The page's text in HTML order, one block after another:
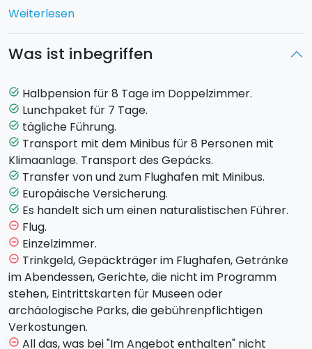
der Unterkunft. Briefing der Tour. Abendessen und
2° TAG:Frühstück. Exkursion “Durchquerung der
westlichen Seite desParco delle Madonie
Cava - Case Mastro Peppino - Rifugio Monte dei Cervi
- Hotel "Baita del Faggio"). Lunchpaket. Abendessen
und Übernachtung.
3° TAG:Frühstück. Exkursion “Aufstieg zum Gipfel des
Parco delle Madonie” (Hotel "Baita del Faggio" - Pizzo
Carbonara - Piano Sempria - Pizzo Canna - Hotel
Pomieri ). Lunchpaket. Abendessen und
Übernachtung.
4° TAG:Frühstück. Exkursion “Durchquerung der
Wälder der Nebrodi” (Caserma Mafauda – P.lla
Calcare – P.lla Scarno – P.lla Femmina Morta – Hotel
Cesarò). Lunchpaket. Abendessen und
Übernachtung.
5° TAG:Frühstück. Exkursion “Durchquerung der
Weiterlesen
Was ist inbegriffen
task_alt Halbpension für 8 Tage im Doppelzimmer.
task_alt Lunchpaket für 7 Tage.
task_alt tägliche Führung.
task_alt Transport mit dem Minibus für 8 Personen mit
Klimaanlage. Transport des Gepäcks.
task_alt Transfer von und zum Flughafen mit Minibus.
task_alt Europäische Versicherung.
task_alt Es handelt sich um einen naturalistischen Führer.
remove_circle_outline Flug.
remove_circle_outline Einzelzimmer.
remove_circle_outline Trinkgeld, Gepäckträger im Flughafen, Getränke
im Abendessen, Gerichte, die nicht im Programm
stehen, Eintrittskarten für Museen oder
archäologische Parks, die gebührenpflichtigen
Verkostungen.
remove_circle_outline All das, was bei "Im Angebot enthalten" nicht